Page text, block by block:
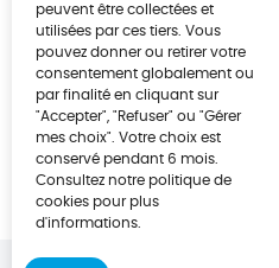
Actualités
Contact
Politique de cookies
UNE
peuvent être collectées et
utilisées par ces tiers. Vous
pouvez donner ou retirer votre
consentement globalement ou
par finalité en cliquant sur
"Accepter", "Refuser" ou "Gérer
mes choix". Votre choix est
conservé pendant 6 mois.
Consultez notre politique de
cookies pour plus
d'informations.